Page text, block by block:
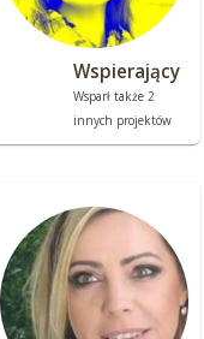
Wspierający
Wsparł także 2
innych projektów